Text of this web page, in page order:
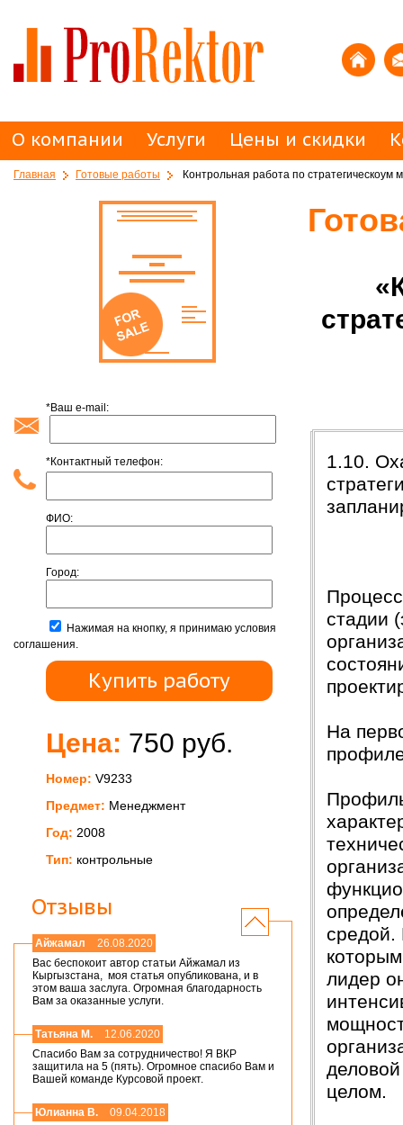
О компании Услуги Цены и скидки
Главная Готовые работы Контрольная работа по стратегическоум
*Ваш e-mail:
*Контактный телефон:
ФИО:
Город:
Нажимая на кнопку, я принимаю условия
соглашения.
Цена: 750 руб.
Номер: V9233
Предмет: Менеджмент
Год: 2008
Тип: контрольные
Отзывы
Айжамал
26.08.2020
Вас беспокоит автор статьи Айжамал из
Кыргызстана, моя статья опубликована, и в
этом ваша заслуга. Огромная благодарность
Вам за оказанные услуги.
Татьяна М.
12.06.2020
Спасибо Вам за сотрудничество! Я ВКР
защитила на 5 (пять). Огромное спасибо Вам и
Вашей команде Курсовой проект.
Юлианна В.
09.04.2018
1.10.
стадии
На
средой.
лидер
целом.